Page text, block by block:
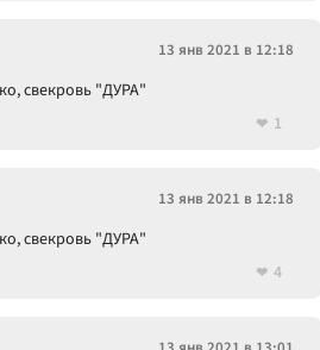
13 янв 2021 в 12:18
свекровь "ДУРА"
1
13 янв 2021 в 12:18
свекровь "ДУРА"
4